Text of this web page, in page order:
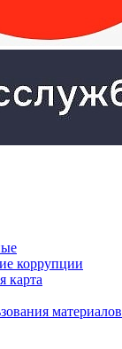
коррупции
карта
материалов